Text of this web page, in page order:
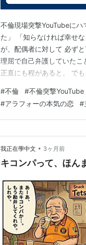
不倫現場突撃YouTubeに
た」 「知らなければ幸せ
が、配偶者に対して 必ず
理屈で自己弁護していた
正直にも程があると。 で
るということだ。 誰かに
倫当事者たちがこれまた
#不倫 #不倫突撃YouTube
#アラフォーの本気の恋 #
我正在學中文 • 3ヶ月前
キコンパって、ほん